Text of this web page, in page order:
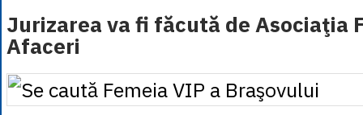
1 KRW = 0.3047
= 0.2538
1 NZD
= 2.6097
1 PLN = 1.1646
Jurizarea va fi făcută de Asociaţia
Afaceri